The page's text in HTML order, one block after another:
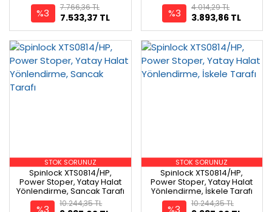
%3 7.533,37 TL
7.766,36 TL %3 3.893,86 TL
4.014,29 TL
STOK SORUNUZ
Spinlock XTS0814/HP,
Power Stoper, Yatay Halat
Yönlendirme, Sancak Tarafı
%3 10.244,35 TL
STOK SORUNUZ
Spinlock XTS0814/HP,
Power Stoper, Yatay Halat
Yönlendirme, İskele Tarafı
%3 10.244,35 TL